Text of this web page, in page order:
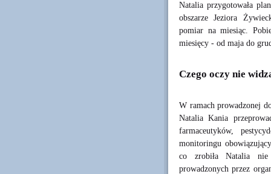
Natalia przygotowała
obszarze Jeziora
pomiar na miesiąc.
miesięcy - od maja do
Czego oczy nie
W ramach prowadzonej
Natalia Kania
farmaceutyków,
monitoringu
co zrobiła Natalia nie
prowadzonych przez